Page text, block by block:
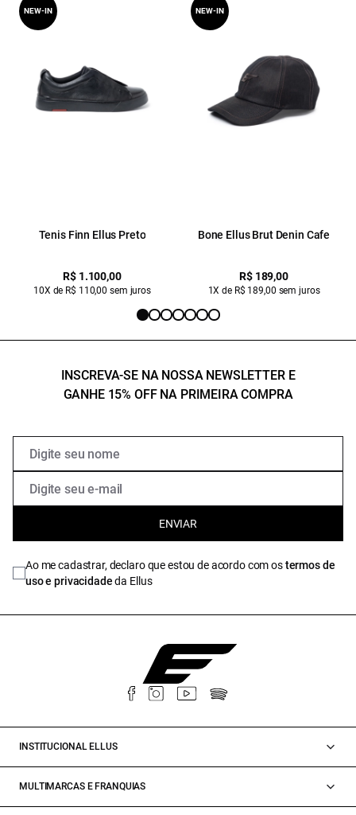
Tenis Finn Ellus Preto
R$ 1.100,00
10X de R$ 110,00 sem juros
NEW-IN
Bone Ellus Brut Denin Cafe
R$ 189,00
1X de R$ 189,00 sem juros
NEW-IN
INSCREVA-SE NA NOSSA NEWSLETTER E
GANHE 15% OFF NA PRIMEIRA COMPRA
ENVIAR
Ao me cadastrar, declaro que estou de acordo com ostermos de
uso e privacidadeda Ellus
INSTITUCIONAL ELLUS
MULTIMARCAS E FRANQUIAS